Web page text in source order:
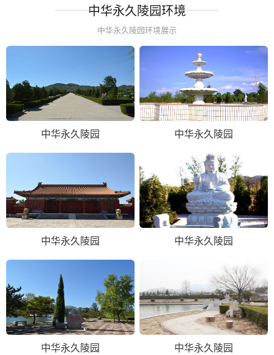
中华永久陵园环境
中华永久陵园环境展示
中华永久陵园 中华永久陵园
中华永久陵园 中华永久陵园
中华永久陵园 中华永久陵园